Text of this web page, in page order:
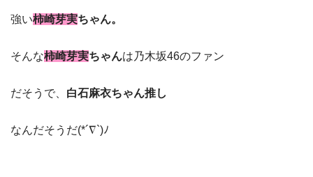
強い柿崎芽実ちゃん。
そんな柿崎芽実ちゃんは乃木坂46のファン
だそうで、 白石麻衣ちゃん推し
なんだそうだ(*´∇`)ﾉ